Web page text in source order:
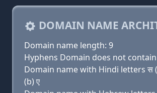
DOMAIN NAME
Domain name length: 9
Hyphens Domain does not
Domain name with Hindi letters स
(b) ए